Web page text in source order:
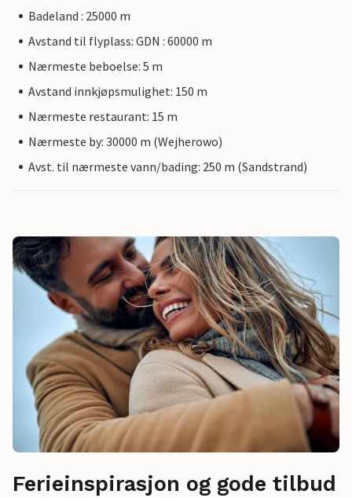
Badeland : 25000 m
Avstand til flyplass: GDN : 60000 m
Nærmeste beboelse: 5 m
Avstand innkjøpsmulighet: 150 m
Nærmeste restaurant: 15 m
Nærmeste by: 30000 m (Wejherowo)
Avst. til nærmeste vann/bading: 250 m (Sandstrand)
Ferieinspirasjon og gode tilbud